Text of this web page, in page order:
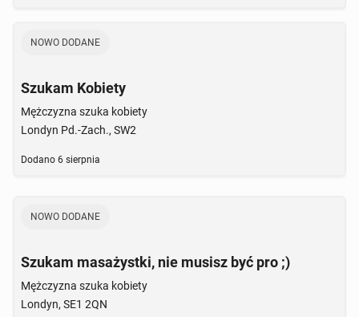
NOWO DODANE
Szukam Kobiety
Mężczyzna szuka kobiety
Londyn Pd.-Zach., SW2
Dodano 6 sierpnia
NOWO DODANE
Szukam masażystki, nie musisz być pro ;)
Mężczyzna szuka kobiety
Londyn, SE1 2QN